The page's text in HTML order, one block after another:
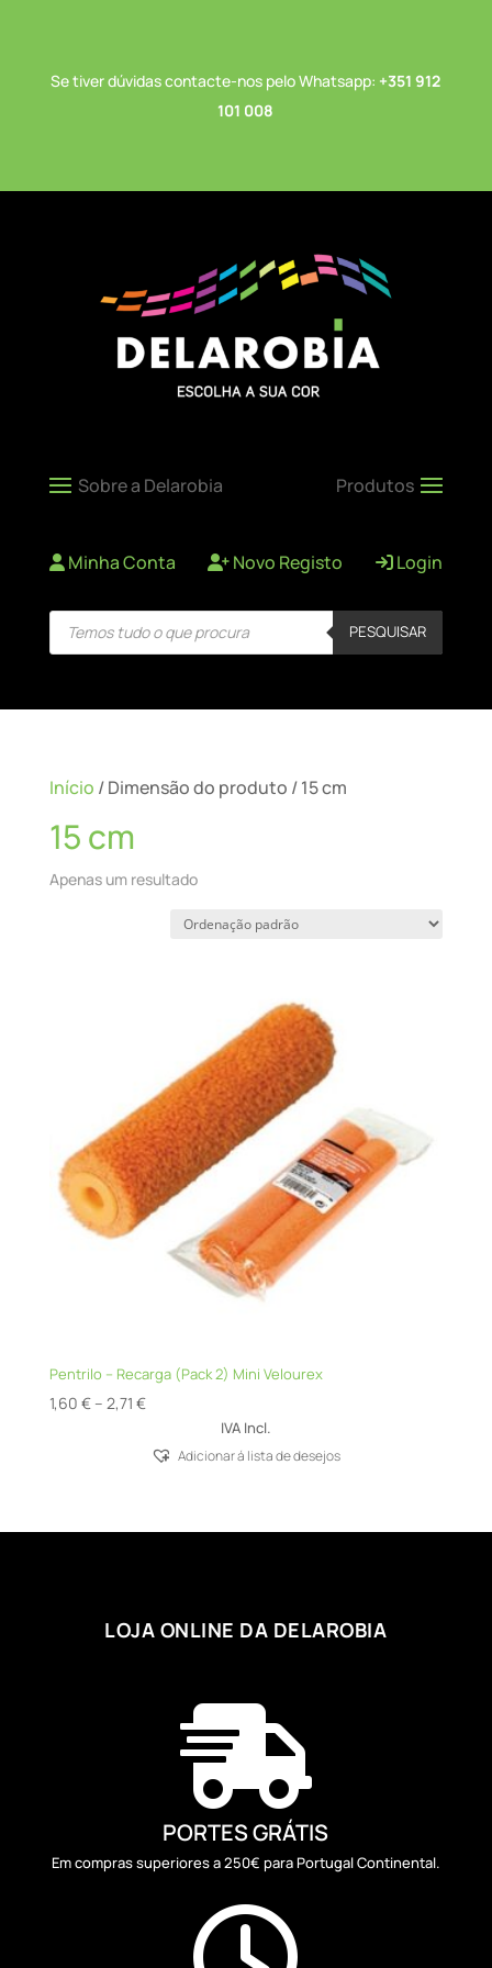
Se tiver dúvidas contacte-nos pelo Whatsapp: +351 912
101 008
Minha Conta Novo Registo Login
Products
search PESQUISAR
Início / Dimensão do produto / 15 cm
15 cm
Apenas um resultado
Pentrilo – Recarga (Pack 2) Mini Velourex
1,60 € – 2,71 €Price
1,60 €
IVA Incl.
Adicionar á lista de desejos
LOJA ONLINE DA DELAROBIA

PORTES GRÁTIS
Em compras superiores a 250€ para Portugal Continental.